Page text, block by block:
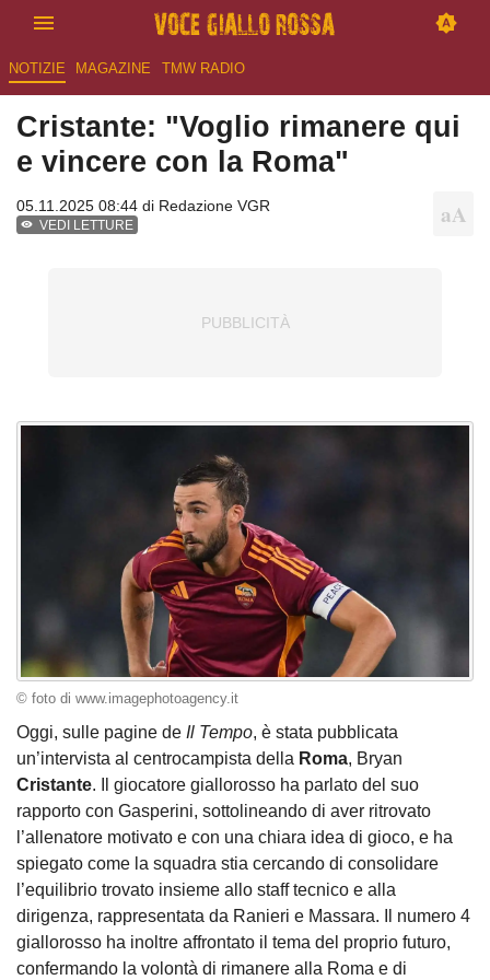
NOTIZIE MAGAZINE TMW RADIO
Cristante: "Voglio rimanere qui
e vincere con la Roma"
05.11.2025 08:44 di Redazione VGR
VEDI LETTURE
© foto di www.imagephotoagency.it
Oggi, sulle pagine de Il Tempo, è stata pubblicata
un’intervista al centrocampista della Roma, Bryan
Cristante. Il giocatore giallorosso ha parlato del suo
rapporto con Gasperini, sottolineando di aver ritrovato
l’allenatore motivato e con una chiara idea di gioco, e ha
spiegato come la squadra stia cercando di consolidare
l’equilibrio trovato insieme allo staff tecnico e alla
dirigenza, rappresentata da Ranieri e Massara. Il numero 4
giallorosso ha inoltre affrontato il tema del proprio futuro,
confermando la volontà di rimanere alla Roma e di